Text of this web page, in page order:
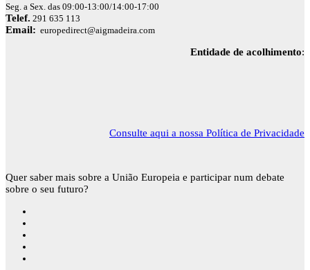
Seg. a Sex. das 09:00-13:00/14:00-17:00
Telef. 291 635 113
Email: europedirect@aigmadeira.com
Entidade de acolhimento:
Consulte aqui a nossa Política de Privacidade
Quer saber mais sobre a União Europeia e participar num debate
sobre o seu futuro?